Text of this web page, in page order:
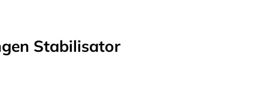
Stabilisator